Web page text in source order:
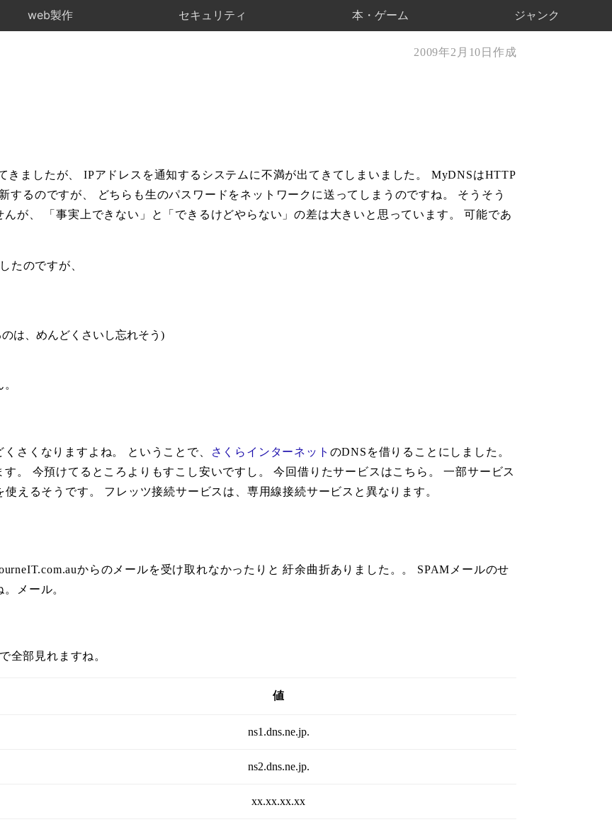
web製作 セキュリティ 本・ゲーム ジャンク
2009年2月10日作成
きましたが、 IPアドレスを通知するシステムに不満が出てきてしまいました。 MyDNSはHTTP
するのですが、 どちらも生のパスワードをネットワークに送ってしまうのですね。 そうそう
が、 「事実上できない」と「できるけどやらない」の差は大きいと思っています。 可能であ
たのですが、
は、めんどくさいし忘れそう)
さくなりますよね。 ということで、 さくらインターネット のDNSを借りることにしました。
。 今預けてるところよりもすこし安いですし。 今回借りたサービスはこちら。 一部サービス
えるそうです。 フレッツ接続サービスは、専用線接続サービスと異なります。
からのメールを受け取れなかったりと 紆余曲折ありました。。 SPAMメールのせ
メール。
全部見れますね。
値
ns1.dns.ne.jp.
ns2.dns.ne.jp.
xx.xx.xx.xx